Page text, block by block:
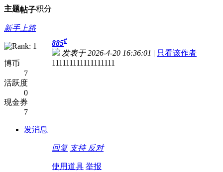
主题帖子积分
新手上路
博币
7
活跃度
0
现金券
7
发消息
885#
发表于 2026-4-20 16:36:01 | 只看该作者
111111111111111111
回复 支持 反对
使用道具 举报